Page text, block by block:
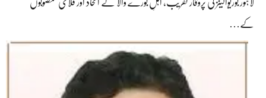
لاہور بوریوالینز کی پروقار تقریب، اہلِ بورے والا کے اتحاد اور فلاحی منصوبوں
کے…